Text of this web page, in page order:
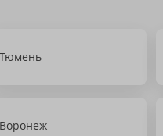
Тюмень
Воронеж